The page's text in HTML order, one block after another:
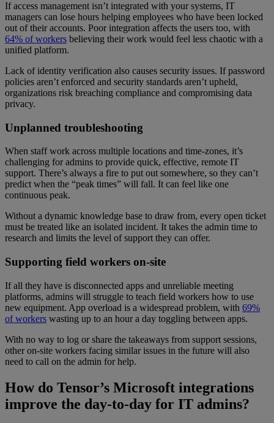
If access management isn’t integrated with your systems, IT
managers can lose hours helping employees who have been locked
out of their accounts. Poor integration affects the users too, with
64% of workers believing their work would feel less chaotic with a
unified platform.
Lack of identity verification also causes security issues. If password
policies aren’t enforced and security standards aren’t upheld,
organizations risk breaching compliance and compromising data
privacy.
Unplanned troubleshooting
When staff work across multiple locations and time-zones, it’s
challenging for admins to provide quick, effective, remote IT
support. There’s always a fire to put out somewhere, so they can’t
predict when the “peak times” will fall. It can feel like one
continuous peak.
Without a dynamic knowledge base to draw from, every open ticket
must be treated like an isolated incident. It takes the admin time to
research and limits the level of support they can offer.
Supporting field workers on-site
If all they have is disconnected apps and unreliable meeting
platforms, admins will struggle to teach field workers how to use
new equipment. App overload is a widespread problem, with 69%
of workers wasting up to an hour a day toggling between apps.
With no way to log or share the takeaways from support sessions,
other on-site workers facing similar issues in the future will also
need to call on the admin for help.
How do Tensor’s Microsoft integrations
improve the day-to-day for IT admins?